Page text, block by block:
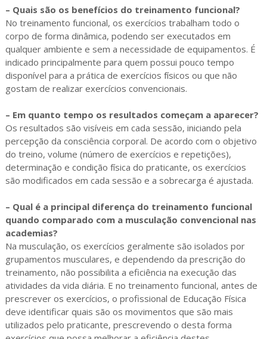
– Quais são os benefícios do treinamento funcional?
No treinamento funcional, os exercícios trabalham todo o
corpo de forma dinâmica, podendo ser executados em
qualquer ambiente e sem a necessidade de equipamentos. É
indicado principalmente para quem possui pouco tempo
disponível para a prática de exercícios físicos ou que não
gostam de realizar exercícios convencionais.
– Em quanto tempo os resultados começam a aparecer?
Os resultados são visíveis em cada sessão, iniciando pela
percepção da consciência corporal. De acordo com o objetivo
do treino, volume (número de exercícios e repetições),
determinação e condição física do praticante, os exercícios
são modificados em cada sessão e a sobrecarga é ajustada.
– Qual é a principal diferença do treinamento funcional
quando comparado com a musculação convencional nas
academias?
Na musculação, os exercícios geralmente são isolados por
grupamentos musculares, e dependendo da prescrição do
treinamento, não possibilita a eficiência na execução das
atividades da vida diária. E no treinamento funcional, antes de
prescrever os exercícios, o profissional de Educação Física
deve identificar quais são os movimentos que são mais
utilizados pelo praticante, prescrevendo o desta forma